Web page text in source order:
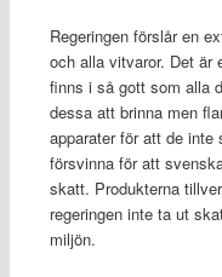
Regeringen förslår en
och alla vitvaror. Det är
finns i så gott som alla
dessa att brinna men
apparater för att de inte
försvinna för att
skatt. Produkterna
regeringen inte ta ut
miljön.